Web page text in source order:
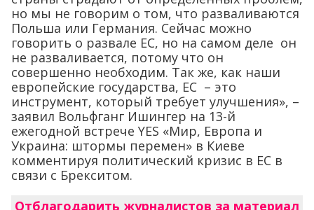
но мы не говорим о том, что разваливаются
Польша или Германия. Сейчас можно
говорить о развале ЕС, но на самом деле он
не разваливается, потому что он
совершенно необходим. Так же, как наши
европейские государства, ЕС – это
инструмент, который требует улучшения», –
заявил Вольфганг Ишингер на 13-й
ежегодной встрече YES «Мир, Европа и
Украина: штормы перемен» в Киеве
комментируя политический кризис в ЕС в
связи с Брекситом.
Отблагодарить журналистов за материал